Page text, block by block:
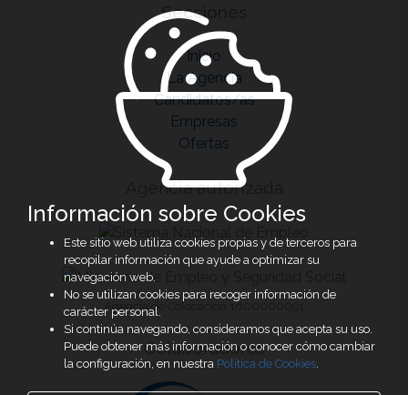
Secciones
Inicio
La Agencia
Candidatos/as
Empresas
Ofertas
Agencia autorizada
Agencia de Colocación 1600000091
Colaboradores
Información sobre Cookies
Este sitio web utiliza cookies propias y de terceros para
recopilar información que ayude a optimizar su
navegación web.
No se utilizan cookies para recoger información de
carácter personal.
Si continúa navegando, consideramos que acepta su uso.
Puede obtener más información o conocer cómo cambiar
la configuración, en nuestra Política de Cookies.